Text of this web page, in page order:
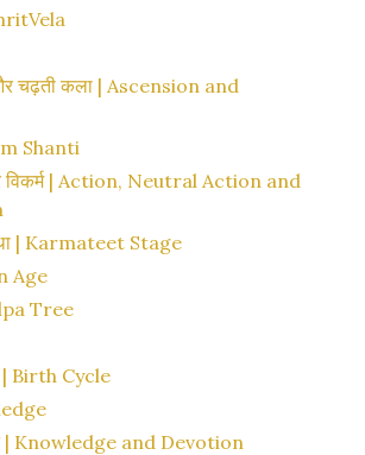
चढ़ती कला | Ascension and
Shanti
विकर्म | Action, Neutral Action and
| Karmateet Stage
Age
Tree
| Birth Cycle
| Knowledge and Devotion